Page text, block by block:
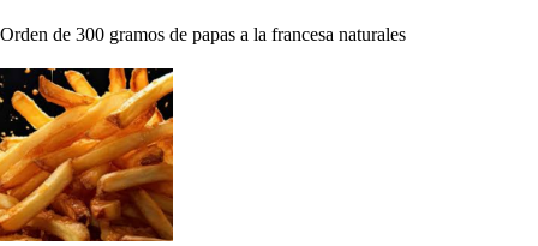
Orden de 300 gramos de papas a la francesa naturales